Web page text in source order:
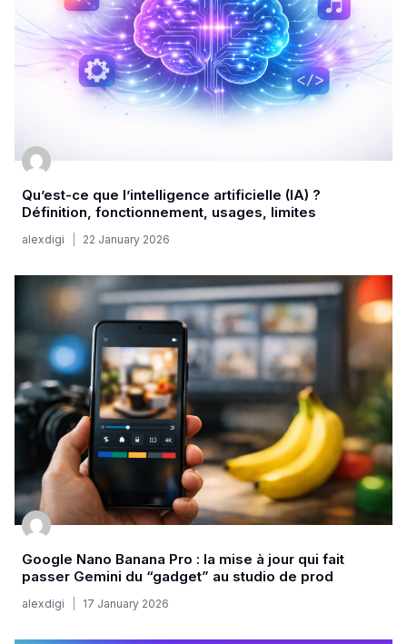
Qu’est-ce que l’intelligence artificielle (IA) ?
Définition, fonctionnement, usages, limites
alexdigi 22 January 2026
Google Nano Banana Pro : la mise à jour qui fait
passer Gemini du “gadget” au studio de prod
alexdigi 17 January 2026